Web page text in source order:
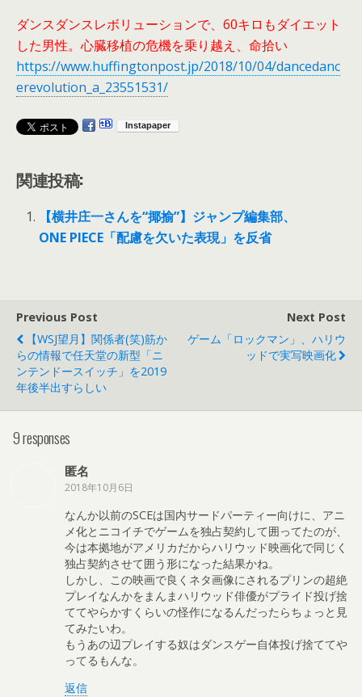
ダンスダンスレボリューションで、60キロもダイエット
した男性。心臓移植の危機を乗り越え、命拾い
https://www.huffingtonpost.jp/2018/10/04/dancedanc
erevolution_a_23551531/
関連投稿:
【横井庄一さんを“揶揄”】ジャンプ編集部、
ONE PIECE「配慮を欠いた表現」を反省
Previous Post
【WSJ望月】関係者(笑)筋か
らの情報で任天堂の新型「ニ
ンテンドースイッチ」を2019
年後半出すらしい
Next Post
ゲーム「ロックマン」、ハリウ
ッドで実写映画化
9 responses
匿名
2018年10月6日
なんか以前のSCEは国内サードパーティー向けに、アニ
メ化とニコイチでゲームを独占契約して囲ってたのが、
今は本拠地がアメリカだからハリウッド映画化で同じく
独占契約させて囲う形になった結果かね。
しかし、この映画で良くネタ画像にされるプリンの超絶
プレイなんかをまんまハリウッド俳優がプライド投げ捨
ててやらかすくらいの怪作になるんだったらちょっと見
てみたいわ。
もうあの辺プレイする奴はダンスゲー自体投げ捨ててや
ってるもんな。
返信